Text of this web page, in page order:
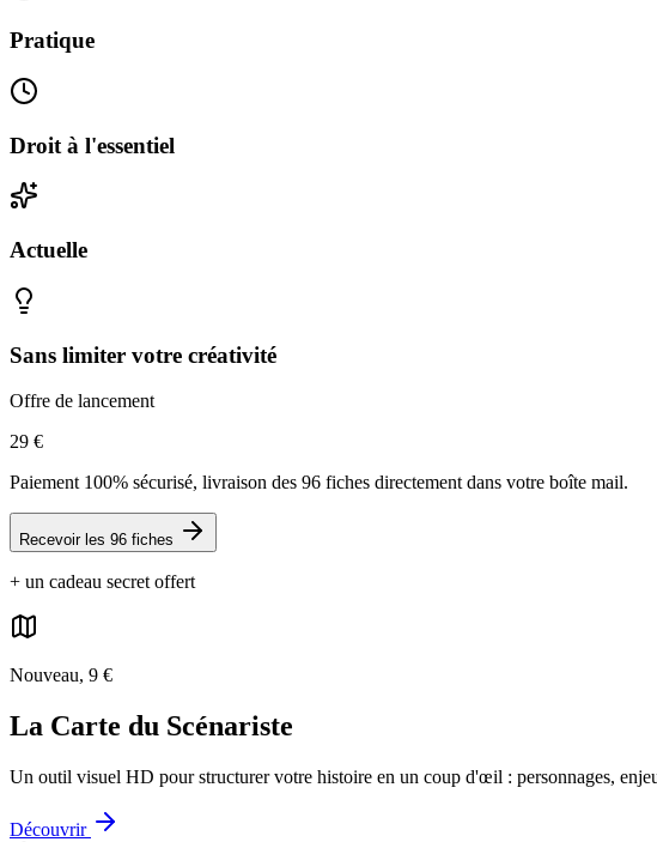
Pratique
Droit à l'essentiel
Actuelle
Sans limiter votre créativité
Offre de lancement
29 €
Paiement 100% sécurisé, livraison des 96 fiches directement dans votre boîte mail.
Recevoir les 96 fiches
+ un cadeau secret offert
Nouveau, 9 €
La Carte du Scénariste
Un outil visuel HD pour structurer votre histoire en un coup d'œil : personnages,
Découvrir